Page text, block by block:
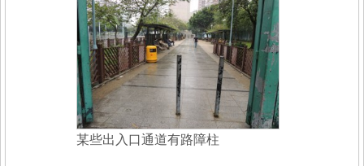
某些出入口通道有路障柱